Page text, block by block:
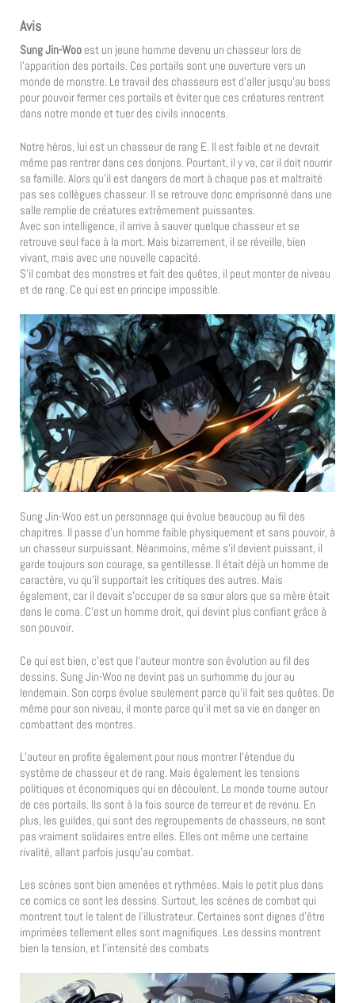
Avis
Sung Jin-Woo est un jeune homme devenu un chasseur lors de
l’apparition des portails. Ces portails sont une ouverture vers un
monde de monstre. Le travail des chasseurs est d’aller jusqu’au boss
pour pouvoir fermer ces portails et éviter que ces créatures rentrent
dans notre monde et tuer des civils innocents.
Notre héros, lui est un chasseur de rang E. Il est faible et ne devrait
même pas rentrer dans ces donjons. Pourtant, il y va, car il doit nourrir
sa famille. Alors qu’il est dangers de mort à chaque pas et maltraité
pas ses collègues chasseur. Il se retrouve donc emprisonné dans une
salle remplie de créatures extrêmement puissantes.
Avec son intelligence, il arrive à sauver quelque chasseur et se
retrouve seul face à la mort. Mais bizarrement, il se réveille, bien
vivant, mais avec une nouvelle capacité.
S’il combat des monstres et fait des quêtes, il peut monter de niveau
et de rang. Ce qui est en principe impossible.
Sung Jin-Woo est un personnage qui évolue beaucoup au fil des
chapitres. Il passe d’un homme faible physiquement et sans pouvoir, à
un chasseur surpuissant. Néanmoins, même s’il devient puissant, il
garde toujours son courage, sa gentillesse. Il était déjà un homme de
caractère, vu qu’il supportait les critiques des autres. Mais
également, car il devait s’occuper de sa sœur alors que sa mère était
dans le coma. C’est un homme droit, qui devint plus confiant grâce à
son pouvoir.
Ce qui est bien, c’est que l’auteur montre son évolution au fil des
dessins. Sung Jin-Woo ne devint pas un surhomme du jour au
lendemain. Son corps évolue seulement parce qu’il fait ses quêtes. De
même pour son niveau, il monte parce qu’il met sa vie en danger en
combattant des montres.
L’auteur en profite également pour nous montrer l’étendue du
système de chasseur et de rang. Mais également les tensions
politiques et économiques qui en découlent. Le monde tourne autour
de ces portails. Ils sont à la fois source de terreur et de revenu. En
plus, les guildes, qui sont des regroupements de chasseurs, ne sont
pas vraiment solidaires entre elles. Elles ont même une certaine
rivalité, allant parfois jusqu’au combat.
Les scènes sont bien amenées et rythmées. Mais le petit plus dans
ce comics ce sont les dessins. Surtout, les scènes de combat qui
montrent tout le talent de l’illustrateur. Certaines sont dignes d’être
imprimées tellement elles sont magnifiques. Les dessins montrent
bien la tension, et l’intensité des combats